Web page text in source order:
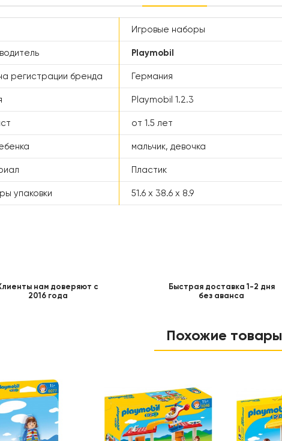
Игровые наборы
Playmobil
регистрации бренда Германия
Playmobil 1.2.3
от 1.5 лет
мальчик, девочка
Пластик
упаковки 51.6 x 38.6 x 8.9
нам доверяют с
2016 года
Быстрая доставка 1-2 дня
без аванса
Похожие товары